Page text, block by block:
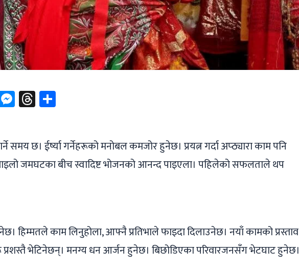
Messenger
Threads
समय छ। ईर्ष्या गर्नेहरूको मनोबल कमजोर हुनेछ। प्रयत्न गर्दा अप्ठ्यारा काम पनि
जमघटका बीच स्वादिष्ट भोजनको आनन्द पाइएला। पहिलेको सफलताले थप
हिम्मतले काम लिनुहोला, आफ्नै प्रतिभाले फाइदा दिलाउनेछ। नयाँ कामको प्रस्ताव
भेटिनेछन्। मनग्य धन आर्जन हुनेछ। बिछोडिएका परिवारजनसँग भेटघाट हुनेछ।